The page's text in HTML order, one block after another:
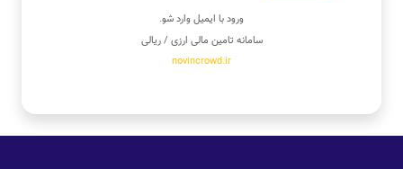
ورود با ایمیلوارد شو.
سامانه تامین مالی ارزی / ریالی
novincrowd.ir